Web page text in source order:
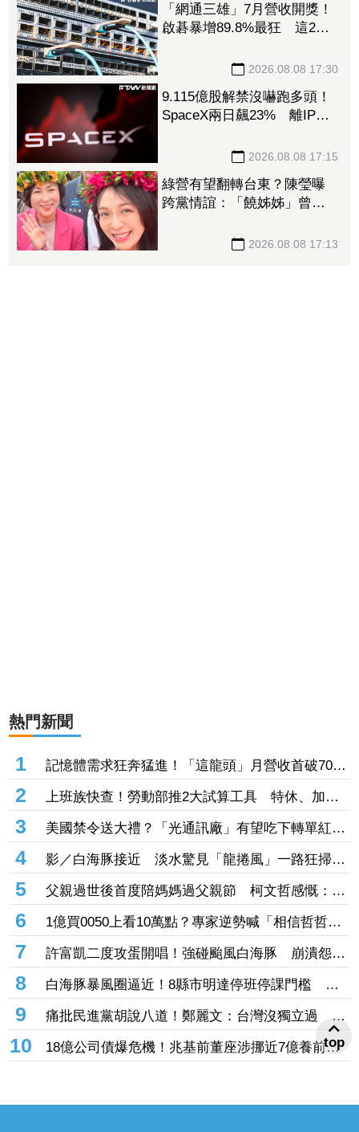
「網通三雄」7月營收開獎！
啟碁暴增89.8%最狂 這2檔
2026.08.08 17:30
9.115億股解禁沒嚇跑多頭！
SpaceX兩日飆23% 離IPO
2026.08.08 17:15
綠營有望翻轉台東？陳瑩曝
跨黨情誼：「饒姊姊」曾親
2026.08.08 17:13
熱門新聞
1
記憶體需求狂奔猛進！「這龍頭」月營收首破70億
創新高 前七月年增飆破137%
2
上班族快查！勞動部推2大試算工具 特休、加班
費一鍵算清楚
3
美國禁令送大禮？「光通訊廠」有望吃下轉單紅
利 訂單能見度直達年底
4
影／白海豚接近 淡水驚見「龍捲風」一路狂掃震
撼畫面曝！
5
父親過世後首度陪媽媽過父親節 柯文哲感慨：有
些事情真的不能等
6
1億買0050上看10萬點？專家逆勢喊「相信哲哲」
加碼3招揪出錯殺黑馬股
7
許富凱二度攻蛋開唱！強碰颱風白海豚 崩潰怨
「辦小巨蛋很不容易」
8
白海豚暴風圈逼近！8縣市明達停班停課門檻 風
雨恐非常有感
9
痛批民進黨胡說八道！鄭麗文：台灣沒獨立過 也
從來不是一個國家
10
18億公司債爆危機！兆基前董座涉挪近7億養前
妻、還私債 法院裁准羈押未禁見
top